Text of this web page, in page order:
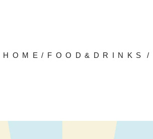
HOME / FOOD&DRINKS /